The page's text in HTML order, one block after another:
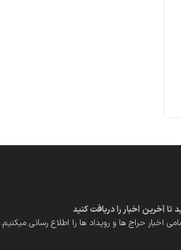
آخرین اخبار را دریافت کنید
اخبار حراج ها و رویداد ها را اطلاع رسانی میکنیم.